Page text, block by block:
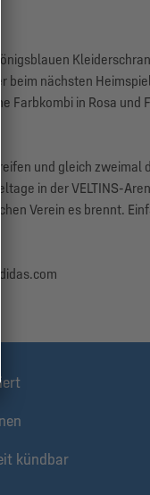
beim nächsten
Farbkombi in Rosa und
und gleich zweimal
in der VELTINS-
Verein es brennt.
kündbar